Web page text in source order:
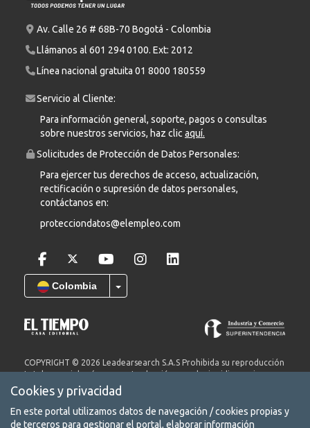
Av. Calle 26 # 68B-70 Bogotá - Colombia
Llámanos al 601 294 0100. Ext: 2012
Línea nacional gratuita 01 8000 180559
Servicio al Cliente:
Para información general, soporte, pagos o consultas
sobre nuestros servicios, haz clicaquí.
Solicitudes de Protección de Datos Personales:
Para ejercer tus derechos de acceso, actualización,
rectificación o supresión de datos personales,
contáctanos en:
protecciondatos@elempleo.com
Colombia
COPYRIGHT © 2026 Leadearsearch S.A.S Prohibida su reproducción
total o parcial, así como su traducción a cualquier idioma sin
autorización escrita de su titular. elempleo.com es un producto de
Leadearsearch S.A.S. Nit. 8300651578.
Términos y condiciones
Cookies y privacidad
En este portal utilizamos datos de navegación / cookies propias y
de terceros para gestionar el portal, elaborar información